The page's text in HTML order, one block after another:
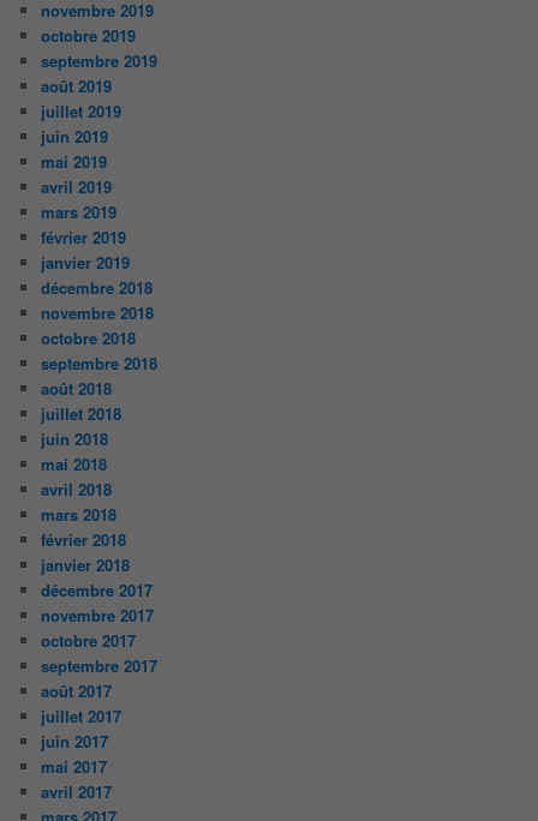
novembre 2019
octobre 2019
septembre 2019
août 2019
juillet 2019
juin 2019
mai 2019
avril 2019
mars 2019
février 2019
janvier 2019
décembre 2018
novembre 2018
octobre 2018
septembre 2018
août 2018
juillet 2018
juin 2018
mai 2018
avril 2018
mars 2018
février 2018
janvier 2018
décembre 2017
novembre 2017
octobre 2017
septembre 2017
août 2017
juillet 2017
juin 2017
mai 2017
avril 2017